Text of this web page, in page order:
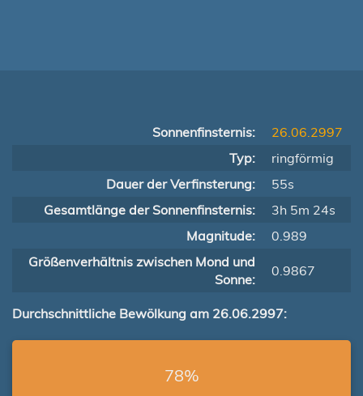
Sonnenfinsternis:
26.06.2997
Typ:
ringförmig
Dauer der Verfinsterung:
55s
Gesamtlänge der Sonnenfinsternis:
3h 5m 24s
Magnitude:
0.989
Größenverhältnis zwischen Mond und
Sonne:
0.9867
Durchschnittliche Bewölkung am 26.06.2997:
78%